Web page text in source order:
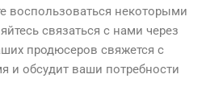
воспользоваться некоторыми
связаться с нами через
продюсеров свяжется с
и обсудит ваши потребности